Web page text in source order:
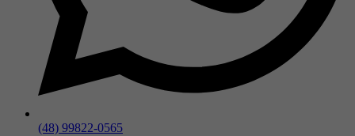
(48) 99822-0565